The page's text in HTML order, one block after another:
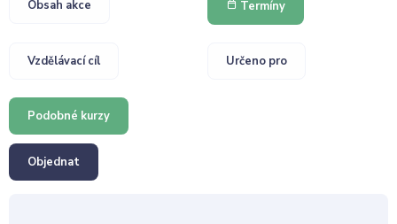
Obsah akce Termíny
Vzdělávací cíl Určeno pro
Podobné kurzy
Objednat